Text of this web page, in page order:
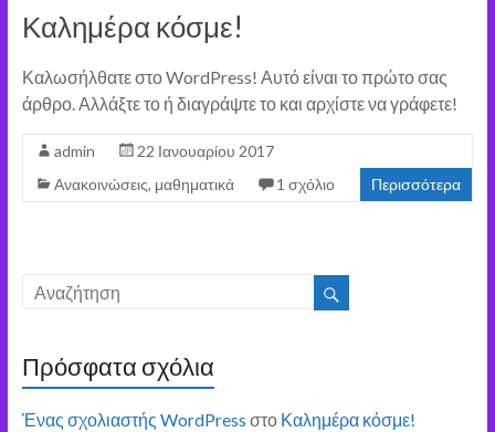
Καλημέρα κόσμε!
Καλωσήλθατε στο WordPress! Αυτό είναι το πρώτο σας
άρθρο. Αλλάξτε το ή διαγράψτε το και αρχίστε να γράφετε!
admin
22 Ιανουαρίου 2017
Ανακοινώσεις, μαθηματικά 1 σχόλιο Περισσότερα
Πρόσφατα σχόλια
Ένας σχολιαστής WordPress στο Καλημέρα κόσμε!